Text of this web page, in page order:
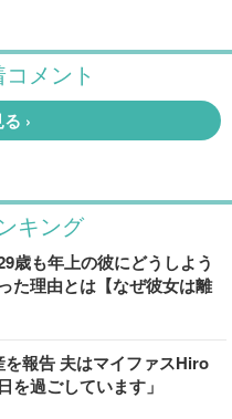
キング
歳も年上の彼にどうしよう
た理由とは【なぜ彼女は離
報告 夫はマイファスHiro
を過ごしています」